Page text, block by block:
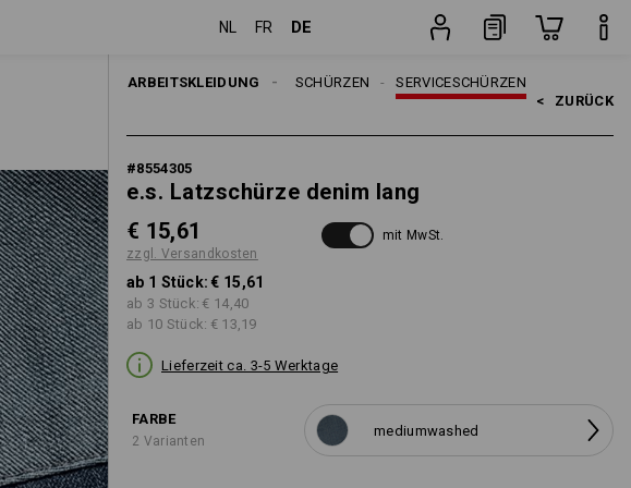
NL FR DE
ARBEITSKLEIDUNG SERVICESCHÜRZEN
SCHÜRZEN
DAMEN
< ZURÜCK
#8554305
e.s. Latzschürze denim lang
€ 15,61
zzgl. Versandkosten
mit MwSt.
ab 1 Stück: € 15,61
ab 3 Stück: € 14,40
ab 10 Stück: € 13,19
Lieferzeit ca. 3-5 Werktage
FARBE
2 Varianten
mediumwashed